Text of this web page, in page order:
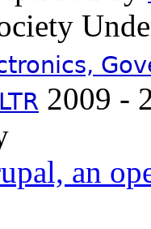
2009 -